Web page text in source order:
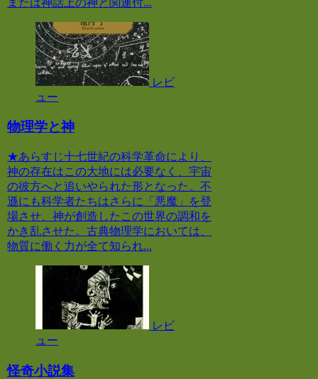
レビ
ュー
物理学と神
★あらすじ十七世紀の科学革命により、
神の存在はこの大地には必要なく、宇宙
の彼方へと追いやられた形となった。不
遜にも科学者たちはさらに「悪魔」を登
場させ、神が創造したこの世界の調和を
かき乱させた。古典物理学においては、
物質に働く力が全て知られ...
レビ
ュー
怪奇小説集